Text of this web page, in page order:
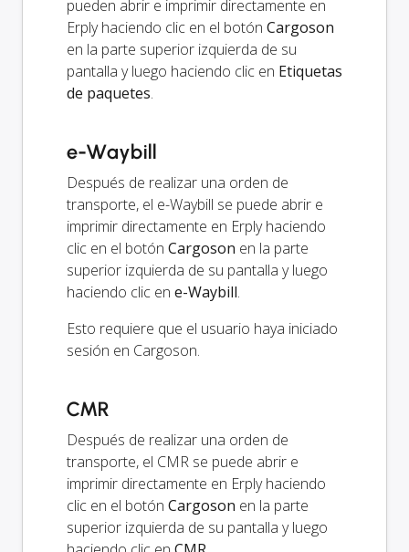
pueden abrir e imprimir directamente en
Erply haciendo clic en el botón Cargoson
en la parte superior izquierda de su
pantalla y luego haciendo clic en Etiquetas
de paquetes.
e-Waybill
Después de realizar una orden de
transporte, el e-Waybill se puede abrir e
imprimir directamente en Erply haciendo
clic en el botón Cargoson en la parte
superior izquierda de su pantalla y luego
haciendo clic en e-Waybill.
Esto requiere que el usuario haya iniciado
sesión en Cargoson.
CMR
Después de realizar una orden de
transporte, el CMR se puede abrir e
imprimir directamente en Erply haciendo
clic en el botón Cargoson en la parte
superior izquierda de su pantalla y luego